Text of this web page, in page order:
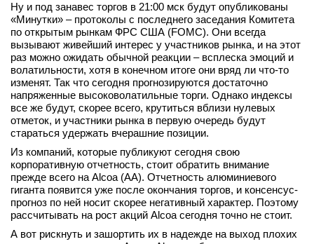
Ну и под занавес торгов в 21:00 мск будут опубликованы
«Минутки» – протоколы с последнего заседания Комитета
по открытым рынкам ФРС США (FOMC). Они всегда
вызывают живейший интерес у участников рынка, и на этот
раз можно ожидать обычной реакции – всплеска эмоций и
волатильности, хотя в конечном итоге они вряд ли что-то
изменят. Так что сегодня прогнозируются достаточно
напряженные высоковолатильные торги. Однако индексы
все же будут, скорее всего, крутиться вблизи нулевых
отметок, и участники рынка в первую очередь будут
стараться удержать вчерашние позиции.
Из компаний, которые публикуют сегодня свою
корпоративную отчетность, стоит обратить внимание
прежде всего на Alcoa (AA). Отчетность алюминиевого
гиганта появится уже после окончания торгов, и консенсус-
прогноз по ней носит скорее негативный характер. Поэтому
рассчитывать на рост акций Alcoa сегодня точно не стоит.
А вот рискнуть и зашортить их в надежде на выход плохих